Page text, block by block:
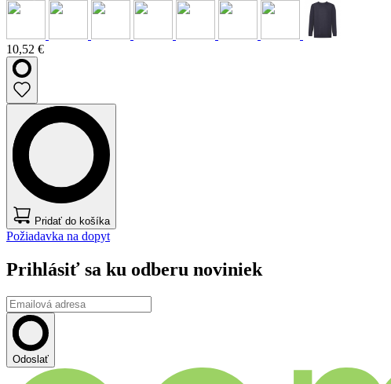
10,52 €
Pridať do košíka
Požiadavka na dopyt
Prihlásiť sa ku odberu noviniek
Odoslať